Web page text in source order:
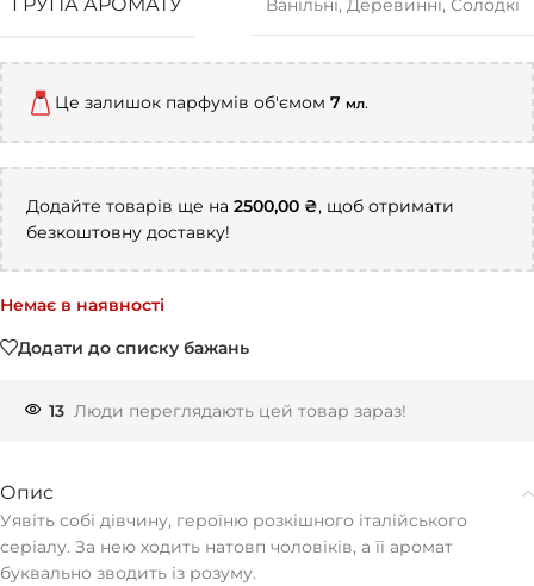
ГРУПА АРОМАТУ Ванільні, Деревинні, Солодкі
Це залишок парфумів об'ємом 7 мл.
Додайте товарів ще на 2500,00 ₴, щоб отримати
безкоштовну доставку!
Немає в наявності
Додати до списку бажань
13 Люди переглядають цей товар зараз!
Опис
Уявіть собі дівчину, героїню розкішного італійського
серіалу. За нею ходить натовп чоловіків, а її аромат
буквально зводить із розуму.